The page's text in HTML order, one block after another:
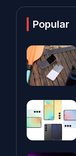
Popular